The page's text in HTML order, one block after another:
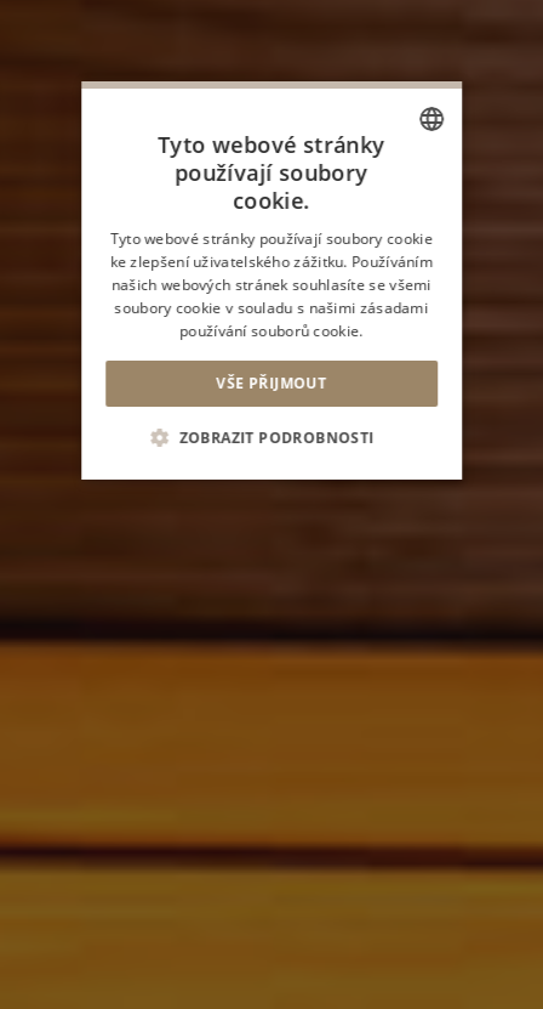
SLOVAK
Tyto webové stránky
používají soubory
cookie.
Tyto webové stránky používají soubory cookie
ke zlepšení uživatelského zážitku. Používáním
našich webových stránek souhlasíte se všemi
soubory cookie v souladu s našimi zásadami
používání souborů cookie.
VŠE PŘIJMOUT
ZOBRAZIT PODROBNOSTI